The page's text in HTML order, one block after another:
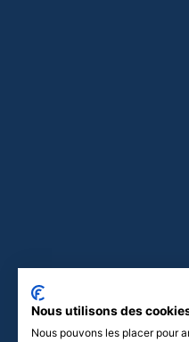
Nous utilisons des
Nous pouvons les placer pour